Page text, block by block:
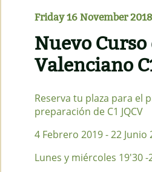
Friday 16 November 2018
Nuevo Curso
Valenciano
Reserva tu plaza para el
preparación de C1 JQCV
4 Febrero 2019 - 22 Junio
Lunes y miércoles 19'30 -